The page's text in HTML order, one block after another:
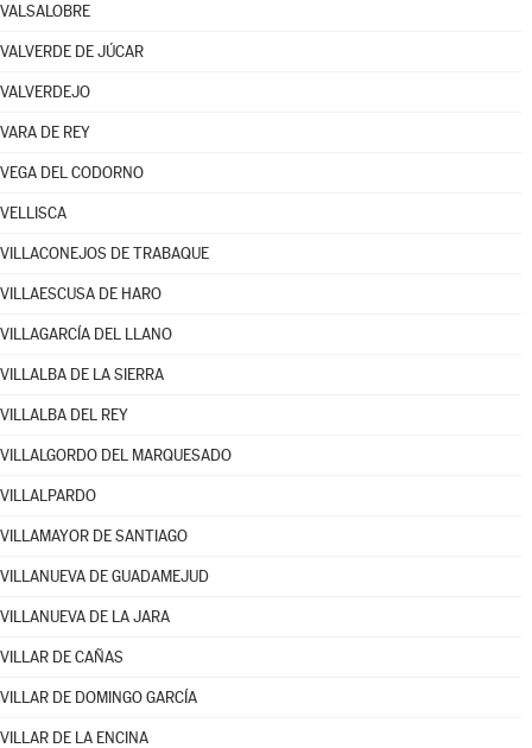
VALSALOBRE
VALVERDE DE JÚCAR
VALVERDEJO
VARA DE REY
VEGA DEL CODORNO
VELLISCA
VILLACONEJOS DE TRABAQUE
VILLAESCUSA DE HARO
VILLAGARCÍA DEL LLANO
VILLALBA DE LA SIERRA
VILLALBA DEL REY
VILLALGORDO DEL MARQUESADO
VILLALPARDO
VILLAMAYOR DE SANTIAGO
VILLANUEVA DE GUADAMEJUD
VILLANUEVA DE LA JARA
VILLAR DE CAÑAS
VILLAR DE DOMINGO GARCÍA
VILLAR DE LA ENCINA